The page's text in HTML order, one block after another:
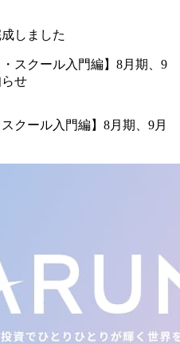
しました
クール入門編】8月期、9月